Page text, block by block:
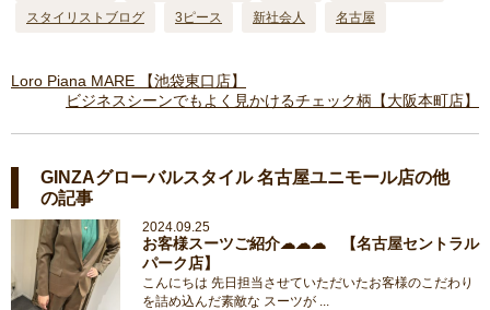
スタイリストブログ
3ピース 新社会人 名古屋
Loro Piana MARE 【池袋東口店】
ビジネスシーンでもよく見かけるチェック柄【大阪本町店】
GINZAグローバルスタイル 名古屋ユニモール店の他
の記事
2024.09.25
お客様スーツご紹介☁☁☁ 【名古屋セントラル
パーク店】
こんにちは 先日担当させていただいたお客様のこだわり
を詰め込んだ素敵な スーツが ...